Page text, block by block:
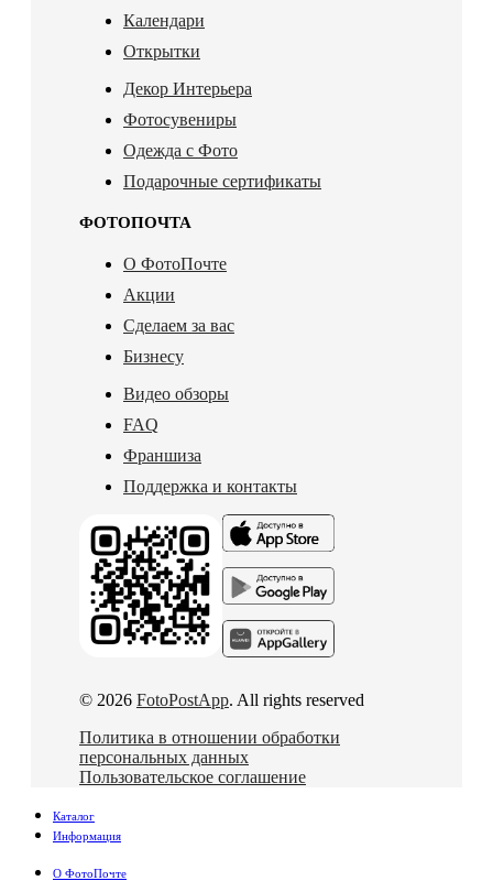
Календари
Открытки
Декор Интерьера
Фотосувениры
Одежда с Фото
Подарочные сертификаты
ФОТОПОЧТА
О ФотоПочте
Акции
Сделаем за вас
Бизнесу
Видео обзоры
FAQ
Франшиза
Поддержка и контакты
© 2026 FotoPostApp. All rights reserved
Политика в отношении обработки
персональных данных
Пользовательское соглашение
Каталог
Информация
О ФотоПочте